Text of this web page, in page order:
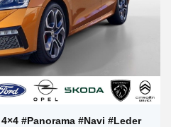
#Panorama #Navi #Leder